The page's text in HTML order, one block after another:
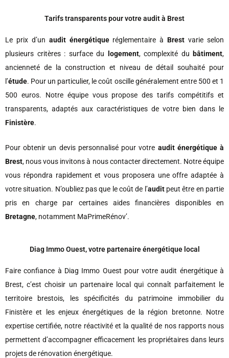
Tarifs transparents pour votre audit à Brest
Le prix d’un audit énergétiqueréglementaire àBrest varie selon
plusieurs critères : surface du
logement, complexité du bâtiment,
ancienneté de la construction et niveau de détail souhaité pour
l’étude. Pour un particulier, le coût oscille généralement entre 500 et 1
500 euros. Notre équipe vous propose des tarifs compétitifs et
transparents, adaptés aux caractéristiques de votre bien dans le
Finistère.
Pour obtenir un devis personnalisé pour votre audit énergétique à
Brest, nous vous invitons à nous contacter directement. Notre équipe
vous répondra rapidement et vous proposera une offre adaptée à
votre situation. N’oubliez pas que le coût de l’auditpeut être en partie
pris en charge par certaines aides financières disponibles en
Bretagne, notamment MaPrimeRénov’.
Diag Immo Ouest, votre partenaire énergétique local
Faire confiance à Diag Immo Ouest pour votre audit énergétique à
Brest, c’est choisir un partenaire local qui connaît parfaitement le
territoire brestois, les spécificités du patrimoine immobilier du
Finistère et les enjeux énergétiques de la région bretonne. Notre
expertise certifiée, notre réactivité et la qualité de nos rapports nous
permettent d’accompagner efficacement les propriétaires dans leurs
projets de rénovation énergétique.